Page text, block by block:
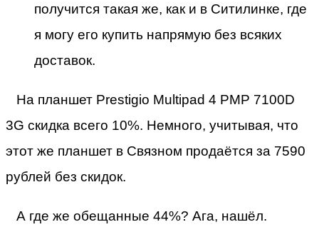
получится такая же, как и в Ситилинке, где
я могу его купить напрямую без всяких
доставок.
На планшет Prestigio Multipad 4 PMP 7100D
3G скидка всего 10%. Немного, учитывая, что
этот же планшет в Связном продаётся за 7590
рублей без скидок.
А где же обещанные 44%? Ага, нашёл.